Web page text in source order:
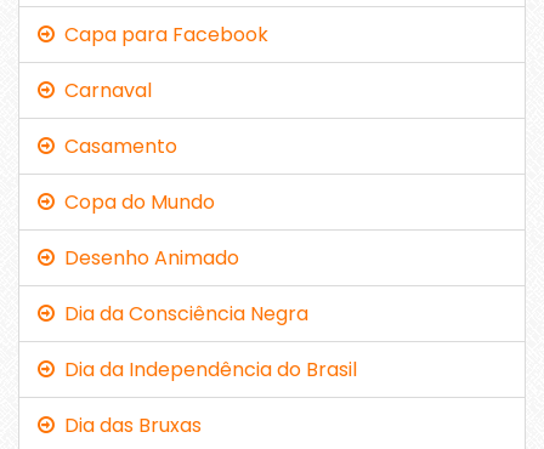
Capa para Facebook
Carnaval
Casamento
Copa do Mundo
Desenho Animado
Dia da Consciência Negra
Dia da Independência do Brasil
Dia das Bruxas